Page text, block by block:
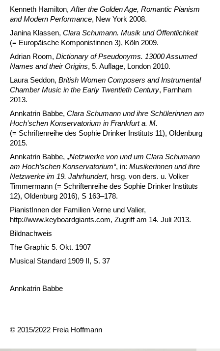
Kenneth Hamilton, After the Golden Age, Romantic Pianism
and Modern Performance, New York 2008.
Janina Klassen, Clara Schumann. Musik und Öffentlichkeit
(= Europäische Komponistinnen 3), Köln 2009.
Adrian Room, Dictionary of Pseudonyms. 13000 Assumed
Names and their Origins, 5. Auflage, London 2010.
Laura Seddon, British Women Composers and Instrumental
Chamber Music in the Early Twentieth Century, Farnham
2013.
Annkatrin Babbe, Clara Schumann und ihre Schülerinnen am
Hoch’schen Konservatorium in Frankfurt a. M.
(= Schriftenreihe des Sophie Drinker Instituts 11), Oldenburg
2015.
Annkatrin Babbe, „Netzwerke von und um Clara Schumann
am Hoch’schen Konservatorium“, in: Musikerinnen und ihre
Netzwerke im 19. Jahrhundert, hrsg. von ders. u. Volker
Timmermann (= Schriftenreihe des Sophie Drinker Instituts
12), Oldenburg 2016), S 163–178.
PianistInnen der Familien Verne und Valier,
http://www.keyboardgiants.com, Zugriff am 14. Juli 2013.
Bildnachweis
The Graphic 5. Okt. 1907
Musical Standard 1909 II, S. 37
Annkatrin Babbe
© 2015/2022 Freia Hoffmann